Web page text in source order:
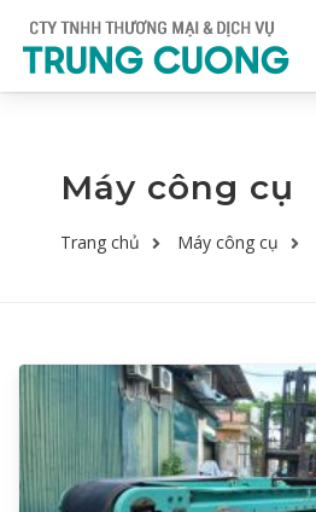
Máy công cụ
Trang chủ Máy công cụ